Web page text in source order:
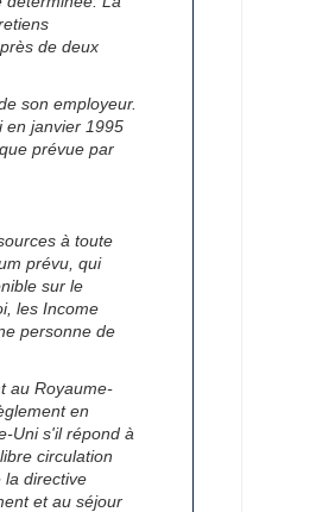
de deux
son employeur.
en janvier 1995
prévue par
à toute
prévu, qui
sur le
les Income
personne de
au Royaume-
en
Uni s'il répond à
circulation
la directive
et au séjour